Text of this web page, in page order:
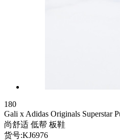
180
Gali x Adidas Originals
尚舒适 低帮 板鞋
货号:KJ6976